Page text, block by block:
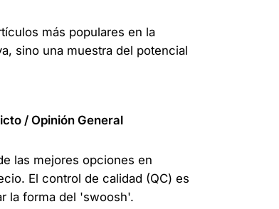
más populares en la
sino una muestra del potencial
/ Opinión General
las mejores opciones en
El control de calidad (QC) es
la forma del 'swoosh'.